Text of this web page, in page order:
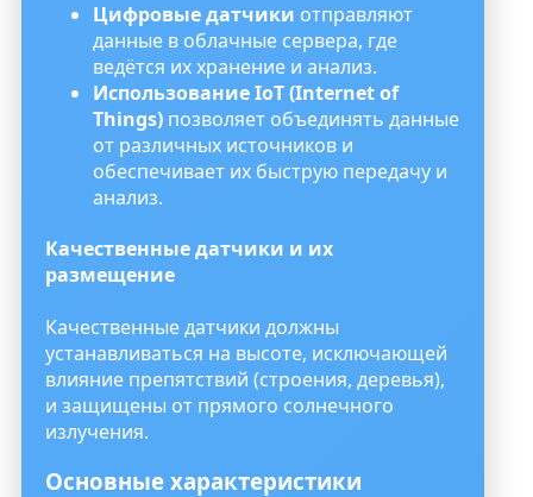
Цифровые датчики отправляют
данные в облачные сервера, где
ведётся их хранение и анализ.
Использование IoT (Internet of
Things) позволяет объединять данные
от различных источников и
обеспечивает их быструю передачу и
анализ.
Качественные датчики и их
размещение
Качественные датчики должны
устанавливаться на высоте, исключающей
влияние препятствий (строения, деревья),
и защищены от прямого солнечного
излучения.
Основные характеристики